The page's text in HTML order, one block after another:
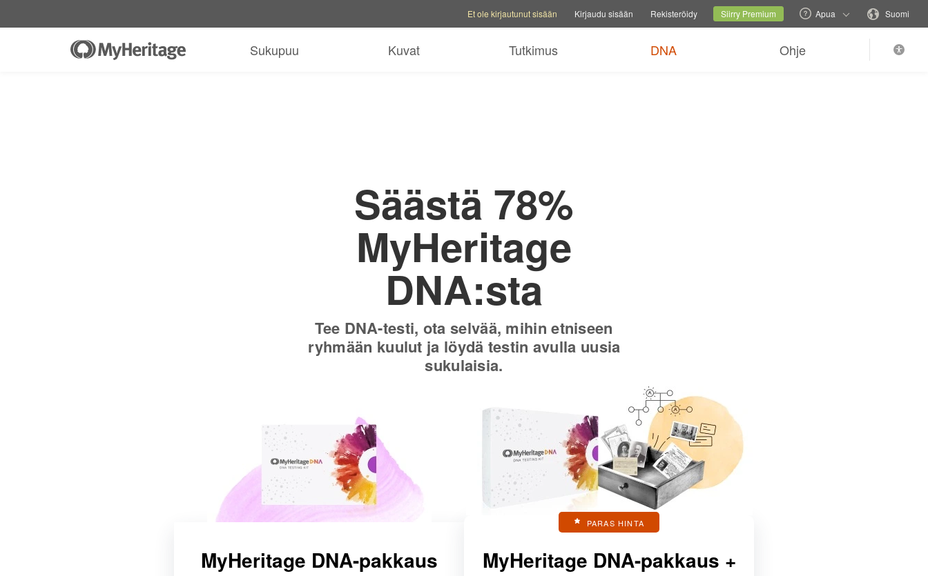
Vaihda kieltä
Et ole kirjautunut sisään Kirjaudu sisään Rekisteröidy Siirry Premium Apua Suomi
Sukupuu Kuvat Tutkimus DNA Ohje
MyHeritage DNA-pakkaus + 30 päivän ilmainen kokeilu Complete-sopimuksesta
Vain$19.90*$89+ ilmainen toimitus
Säästä 78%
MyHeritage
DNA:sta
Tee DNA-testi, ota selvää, mihin etniseen
ryhmään kuulut ja löydä testin avulla uusia
sukulaisia.
MyHeritage DNA-pakkaus
PARAS HINTA
MyHeritage DNA-pakkaus +